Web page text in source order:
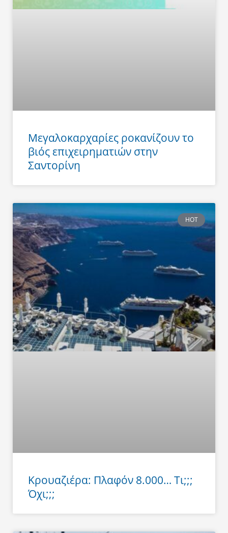
Μεγαλοκαρχαρίες ροκανίζουν το
βιός επιχειρηματιών στην
Σαντορίνη
HOT
Κρουαζιέρα: Πλαφόν 8.000… Τι;;;
Όχι;;;